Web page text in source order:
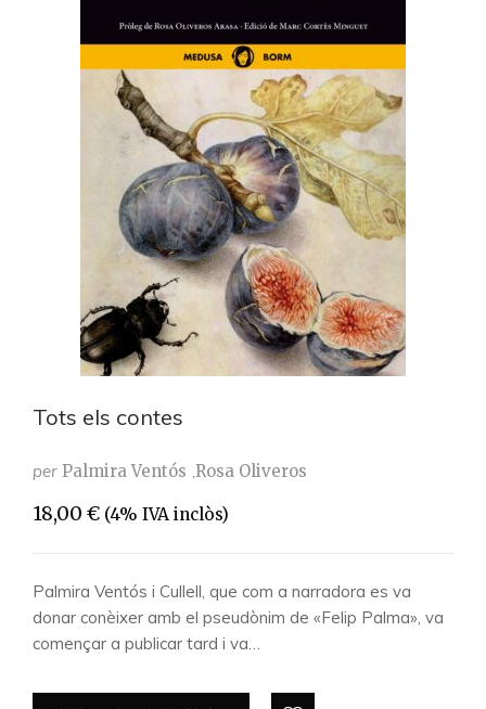
Tots els contes
per Palmira Ventós Rosa Oliveros
18,00 € (4% IVA inclòs)
Palmira Ventós i Cullell, que com a narradora es va
donar conèixer amb el pseudònim de «Felip Palma», va
començar a publicar tard i va…